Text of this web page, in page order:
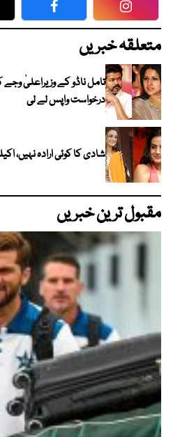
Facebook
متعلقہ خبریں
تامل ناڈو کے وزیراعلیٰ
درخواست واپس لے لی
شادی کا کوئی ارادہ نہیں،
مقبول ترین خبریں